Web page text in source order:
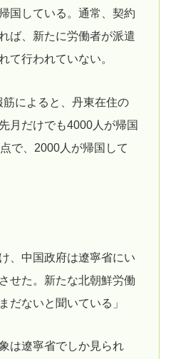
国している。通常、契約
ば、新たに労働者が派遣
て行われていない。
によると、丹東在住の
月だけでも4000人が帰国
で、2000人が帰国して
、中国政府は遼寧省にい
せた。新たな北朝鮮労働
だないと聞いている」
は遼寧省でしか見られ